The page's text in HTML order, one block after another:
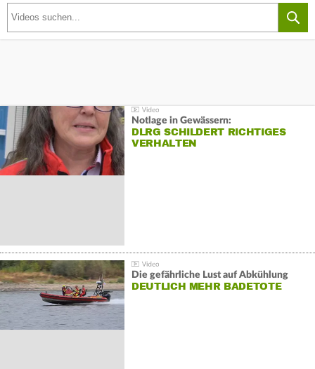
Notlage in Gewässern:
DLRG SCHILDERT RICHTIGES
VERHALTEN
Die gefährliche Lust auf Abkühlung
DEUTLICH MEHR BADETOTE